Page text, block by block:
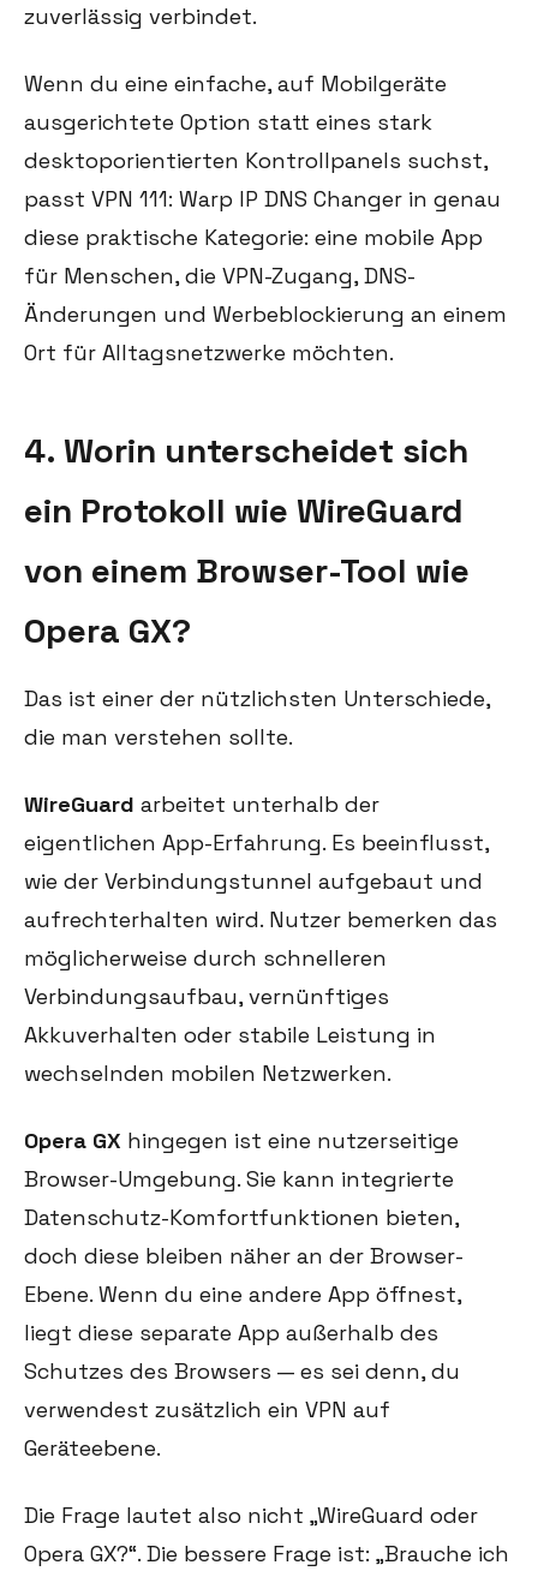
zuverlässig verbindet.
Wenn du eine einfache, auf Mobilgeräte
ausgerichtete Option statt eines stark
desktoporientierten Kontrollpanels suchst,
passt VPN 111: Warp IP DNS Changer in genau
diese praktische Kategorie: eine mobile App
für Menschen, die VPN-Zugang, DNS-
Änderungen und Werbeblockierung an einem
Ort für Alltagsnetzwerke möchten.
4. Worin unterscheidet sich
ein Protokoll wie WireGuard
von einem Browser-Tool wie
Opera GX?
Das ist einer der nützlichsten Unterschiede,
die man verstehen sollte.
WireGuard arbeitet unterhalb der
eigentlichen App-Erfahrung. Es beeinflusst,
wie der Verbindungstunnel aufgebaut und
aufrechterhalten wird. Nutzer bemerken das
möglicherweise durch schnelleren
Verbindungsaufbau, vernünftiges
Akkuverhalten oder stabile Leistung in
wechselnden mobilen Netzwerken.
Opera GX hingegen ist eine nutzerseitige
Browser-Umgebung. Sie kann integrierte
Datenschutz-Komfortfunktionen bieten,
doch diese bleiben näher an der Browser-
Ebene. Wenn du eine andere App öffnest,
liegt diese separate App außerhalb des
Schutzes des Browsers — es sei denn, du
verwendest zusätzlich ein VPN auf
Geräteebene.
Die Frage lautet also nicht „WireGuard oder
Opera GX?“. Die bessere Frage ist: „Brauche ich